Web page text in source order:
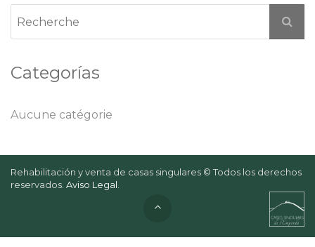
Categorías
Aucune catégorie
Rehabilitación y venta de casas singulares © Todos los derechos
reservados. Aviso Legal